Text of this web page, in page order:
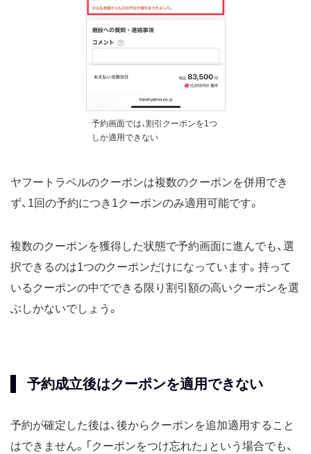
予約画面では、割引クーポンを1つ
しか適用できない
ヤフートラベルのクーポンは複数のクーポンを併用でき
ず、1回の予約につき1クーポンのみ適用可能です。
複数のクーポンを獲得した状態で予約画面に進んでも、選
択できるのは1つのクーポンだけになっています。持って
いるクーポンの中でできる限り割引額の高いクーポンを選
ぶしかないでしょう。
予約成立後はクーポンを適用できない
予約が確定した後は、後からクーポンを追加適用すること
はできません。「クーポンをつけ忘れた」という場合でも、